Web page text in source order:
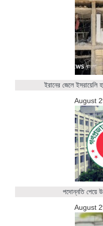
ইরানের জেলে ইসরায়েলি
August
পদোন্নতি পেয়ে
August